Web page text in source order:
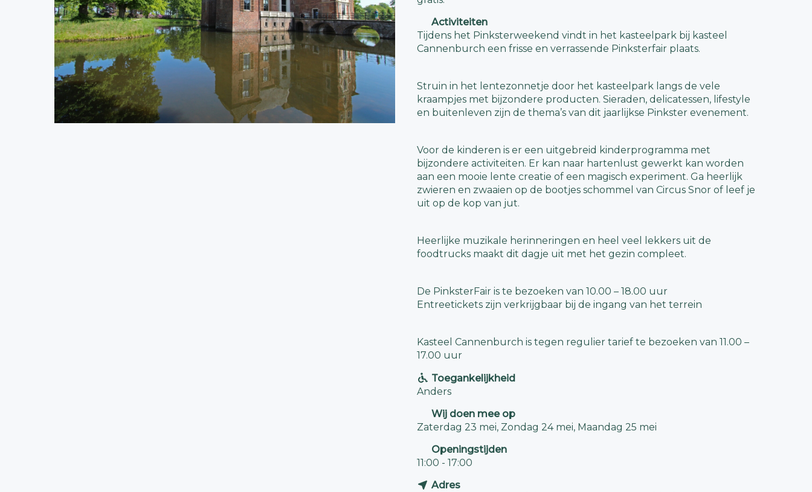
Activiteiten
Tijdens het Pinksterweekend vindt in het kasteelpark bij kasteel
Cannenburch een frisse en verrassende Pinksterfair plaats.
Struin in het lentezonnetje door het kasteelpark langs de vele
kraampjes met bijzondere producten. Sieraden, delicatessen, lifestyle
en buitenleven zijn de thema’s van dit jaarlijkse Pinkster evenement.
Voor de kinderen is er een uitgebreid kinderprogramma met
bijzondere activiteiten. Er kan naar hartenlust gewerkt kan worden
aan een mooie lente creatie of een magisch experiment. Ga heerlijk
zwieren en zwaaien op de bootjes schommel van Circus Snor of leef je
uit op de kop van jut.
Heerlijke muzikale herinneringen en heel veel lekkers uit de
foodtrucks maakt dit dagje uit met het gezin compleet.
De PinksterFair is te bezoeken van 10.00 – 18.00 uur
Entreetickets zijn verkrijgbaar bij de ingang van het terrein
Kasteel Cannenburch is tegen regulier tarief te bezoeken van 11.00 –
17.00 uur
Toegankelijkheid
Anders
Wij doen mee op
Zaterdag 23 mei, Zondag 24 mei, Maandag 25 mei
Openingstijden
11:00 - 17:00
Adres